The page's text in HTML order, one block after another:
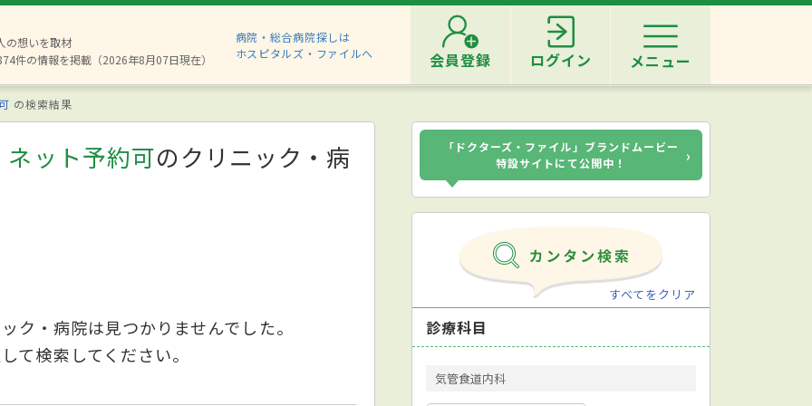
の想いを取材
件の情報を掲載（2026年8月07日現在）
病院・総合病院探しは
ホスピタルズ・ファイルへ
会員登録 ログイン メニュー
の検索結果
ット予約可のクリニック・病
ク・病院は見つかりませんでした。
て検索してください。
「ドクターズ・ファイル」ブランドムービー
特設サイトにて公開中！
›
すべてをクリア
診療科目
気管食道内科